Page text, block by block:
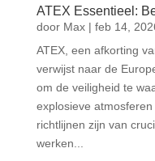
ATEX Essentieel:
door Max| feb 14,
ATEX, een afkorting
verwijst naar de
om de veiligheid te
explosieve
richtlijnen zijn van
werken...